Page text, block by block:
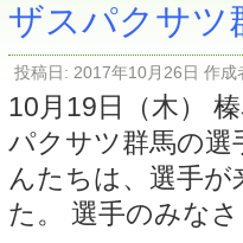
ザスパクサツ
投稿日: 2017年10月26日 作成
10月19日（木）
パクサツ群馬の選
んたちは、選手
た。 選手のみな